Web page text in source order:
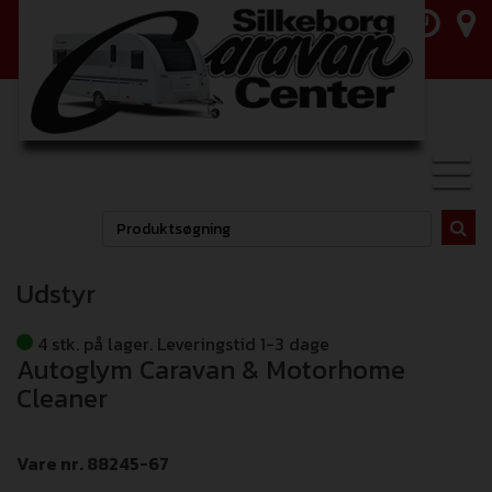
Udstyr
4 stk. på lager. Leveringstid 1-3 dage
Autoglym Caravan & Motorhome
Cleaner
Vare nr. 88245-67